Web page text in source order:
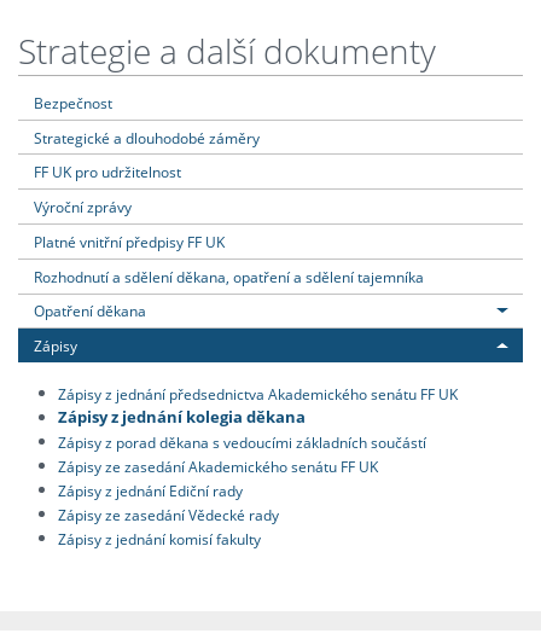
Strategie a další dokumenty
Bezpečnost
Strategické a dlouhodobé záměry
FF UK pro udržitelnost
Výroční zprávy
Platné vnitřní předpisy FF UK
Rozhodnutí a sdělení děkana, opatření a sdělení tajemníka
Opatření děkana
Zápisy
Zápisy z jednání předsednictva Akademického senátu FF UK
Zápisy z jednání kolegia děkana
Zápisy z porad děkana s vedoucími základních součástí
Zápisy ze zasedání Akademického senátu FF UK
Zápisy z jednání Ediční rady
Zápisy ze zasedání Vědecké rady
Zápisy z jednání komisí fakulty